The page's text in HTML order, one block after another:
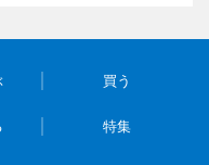
買う
特集